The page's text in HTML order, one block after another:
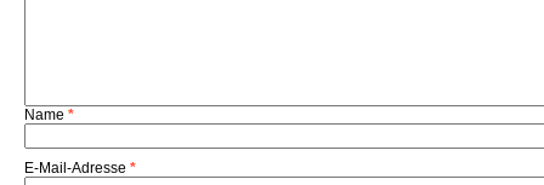
Name *
E-Mail-Adresse *